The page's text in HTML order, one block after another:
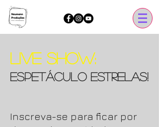
Live Show:
Espetáculo Estrelas!
Inscreva-se para ficar por